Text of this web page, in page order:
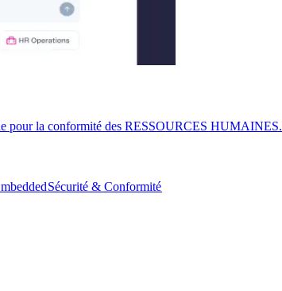
pour la conformité des RESSOURCES HUMAINES.​​
Sécurité & Conformité​​